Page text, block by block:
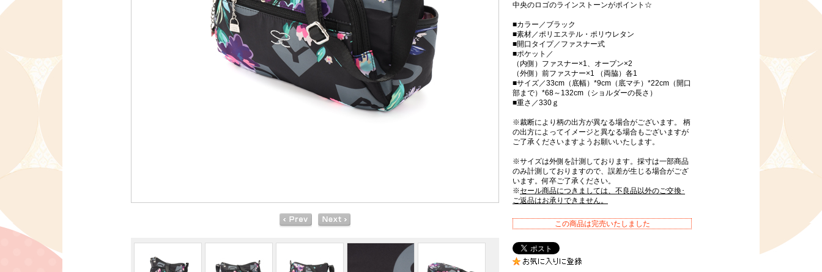
中央のロゴのラインストーンがポイント☆
■カラー／ブラック
■素材／ポリエステル・ポリウレタン
■開口タイプ／ファスナー式
■ポケット／
（内側）ファスナー×1、オープン×2
（外側）前ファスナー×1 （両脇）各1
■サイズ／33cm（底幅）*9cm（底マチ）*22cm（開口
部まで）*68～132cm（ショルダーの長さ）
■重さ／330ｇ
※裁断により柄の出方が異なる場合がございます。 柄
の出方によってイメージと異なる場合もございますが
ご了承くださいますようお願いいたします。
※サイズは外側を計測しております。採寸は一部商品
のみ計測しておりますので、誤差が生じる場合がござ
います。何卒ご了承ください。
※セール商品につきましては、不良品以外のご交換･
ご返品はお承りできません。
この商品は完売いたしました